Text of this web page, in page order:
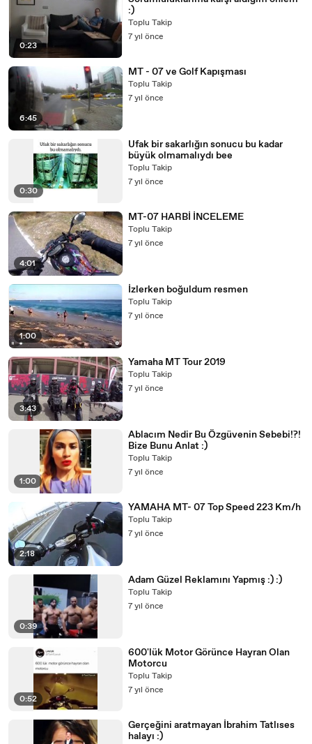
0:23
:)
Toplu Takip
7 yıl önce
6:45
MT - 07 ve Golf Kapışması
Toplu Takip
7 yıl önce
0:30
Ufak bir sakarlığın sonucu bu kadar
büyük olmamalıydı bee
Toplu Takip
7 yıl önce
4:01
MT-07 HARBİ İNCELEME
Toplu Takip
7 yıl önce
1:00
İzlerken boğuldum resmen
Toplu Takip
7 yıl önce
3:43
Yamaha MT Tour 2019
Toplu Takip
7 yıl önce
1:00
Ablacım Nedir Bu Özgüvenin Sebebi!?!
Bize Bunu Anlat :)
Toplu Takip
7 yıl önce
2:18
YAMAHA MT- 07 Top Speed 223 Km/h
Toplu Takip
7 yıl önce
0:39
Adam Güzel Reklamını Yapmış :) :)
Toplu Takip
7 yıl önce
0:52
600'lük Motor Görünce Hayran Olan
Motorcu
Toplu Takip
7 yıl önce
Gerçeğini aratmayan İbrahim Tatlıses
halayı :)